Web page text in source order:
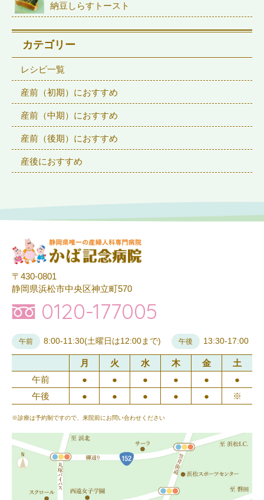
納豆しらすトースト
カテゴリー
レシピ一覧
産前（初期）におすすめ
産前（中期）におすすめ
産前（後期）におすすめ
産後におすすめ
〒430-0801
静岡県浜松市中央区神立町570
0120-177005
午前 8:00-11:30(土曜日は12:00まで) 午後 13:30-17:00
月 火 水 木 金
土
午前
● ● ● ● ●
●
午後
● ● ● ● ● ※
※診療は予約制ですので、来院前にお問い合わせください